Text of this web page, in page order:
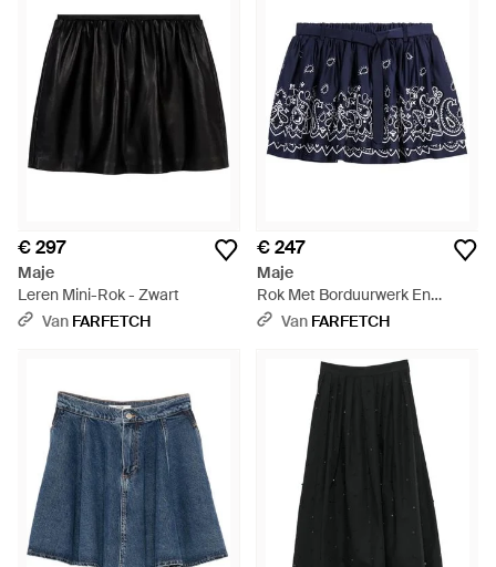
€ 297
Maje
Leren Mini-Rok - Zwart
Van FARFETCH
€ 247
Maje
Rok Met Borduurwerk En
Ruches - Blauw
Van FARFETCH